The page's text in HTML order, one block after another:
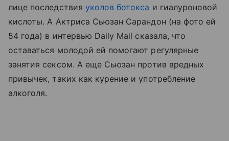
лице последствия уколов ботокса и гиалуроновой
кислоты. А Актриса Сьюзан Сарандон (на фото ей
54 года) в интервью Daily Mail сказала, что
оставаться молодой ей помогают регулярные
занятия сексом. А еще Сьюзан против вредных
привычек, таких как курение и употребление
алкоголя.